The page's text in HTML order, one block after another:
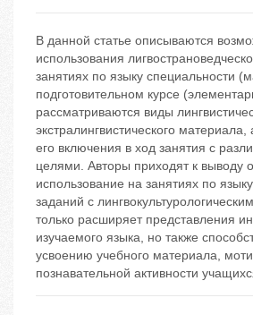
В данной статье описываются
использования
занятиях по языку специальности
подготовительном курсе
рассматриваются виды
экстралингвистического
его включения в ход занятия с
целями. Авторы приходят к выводу
использование на занятиях по
заданий с
только расширяет представления
изучаемого языка, но также
усвоению учебного материала,
познавательной активности